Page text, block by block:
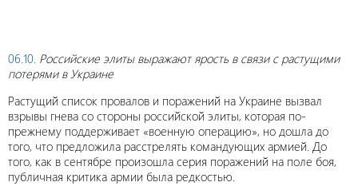
06.10. Российские элиты выражают ярость в связи с растущими
потерями в Украине
Растущий список провалов и поражений на Украине вызвал
взрывы гнева со стороны российской элиты, которая по-
прежнему поддерживает «военную операцию», но дошла до
того, что предложила расстрелять командующих армией. До
того, как в сентябре произошла серия поражений на поле боя,
публичная критика армии была редкостью.